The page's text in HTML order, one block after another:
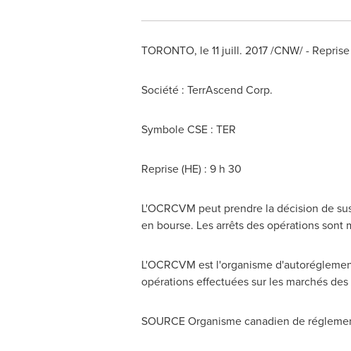
TORONTO, le 11 juill. 2017 /CNW/ -
Société : TerrAscend Corp.
Symbole CSE : TER
Reprise (HE) : 9 h 30
L'OCRCVM peut prendre la décision de
en bourse. Les arrêts des opérations
L'OCRCVM est l'organisme
opérations effectuées sur les marchés
SOURCE Organisme canadien de